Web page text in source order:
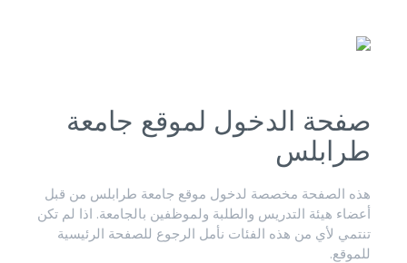
صفحة الدخول لموقع جامعة
طرابلس
هذه الصفحة مخصصة لدخول موقع جامعة طرابلس من قبل
أعضاء هيئة التدريس والطلبة ولموظفين بالجامعة. اذا لم تكن
تنتمي لأي من هذه الفئات نأمل الرجوع للصفحة الرئيسية
للموقع.